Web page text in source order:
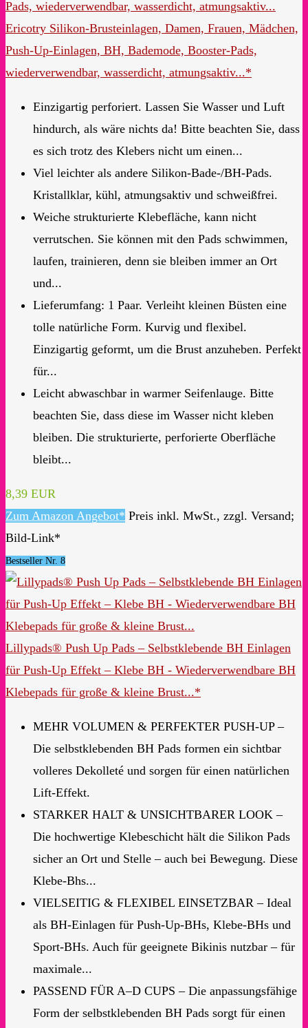
Ericotry Silikon-Brusteinlagen, Damen, Frauen, Mädchen,
Push-Up-Einlagen, BH, Bademode, Booster-Pads,
wiederverwendbar, wasserdicht, atmungsaktiv...*
Einzigartig perforiert. Lassen Sie Wasser und Luft
hindurch, als wäre nichts da! Bitte beachten Sie, dass
es sich trotz des Klebers nicht um einen...
Viel leichter als andere Silikon-Bade-/BH-Pads.
Kristallklar, kühl, atmungsaktiv und schweißfrei.
Weiche strukturierte Klebefläche, kann nicht
verrutschen. Sie können mit den Pads schwimmen,
laufen, trainieren, denn sie bleiben immer an Ort
und...
Lieferumfang: 1 Paar. Verleiht kleinen Büsten eine
tolle natürliche Form. Kurvig und flexibel.
Einzigartig geformt, um die Brust anzuheben. Perfekt
für...
Leicht abwaschbar in warmer Seifenlauge. Bitte
beachten Sie, dass diese im Wasser nicht kleben
bleiben. Die strukturierte, perforierte Oberfläche
bleibt...
8,39 EUR
Zum Amazon Angebot* Preis inkl. MwSt., zzgl. Versand;
Bild-Link*
Bestseller Nr. 8
Lillypads® Push Up Pads – Selbstklebende BH Einlagen
für Push-Up Effekt – Klebe BH - Wiederverwendbare BH
Klebepads für große & kleine Brust...*
MEHR VOLUMEN & PERFEKTER PUSH-UP –
Die selbstklebenden BH Pads formen ein sichtbar
volleres Dekolleté und sorgen für einen natürlichen
Lift-Effekt.
STARKER HALT & UNSICHTBARER LOOK –
Die hochwertige Klebeschicht hält die Silikon Pads
sicher an Ort und Stelle – auch bei Bewegung. Diese
Klebe-Bhs...
VIELSEITIG & FLEXIBEL EINSETZBAR – Ideal
als BH-Einlagen für Push-Up-BHs, Klebe-BHs und
Sport-BHs. Auch für geeignete Bikinis nutzbar – für
maximale...
PASSEND FÜR A–D CUPS – Die anpassungsfähige
Form der selbstklebenden BH Pads sorgt für einen